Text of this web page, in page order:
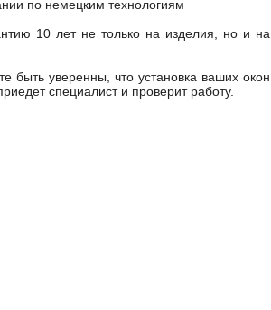
по немецким технологиям
10 лет не только на изделия, но и на
быть уверенны, что установка ваших окон
специалист и проверит работу.